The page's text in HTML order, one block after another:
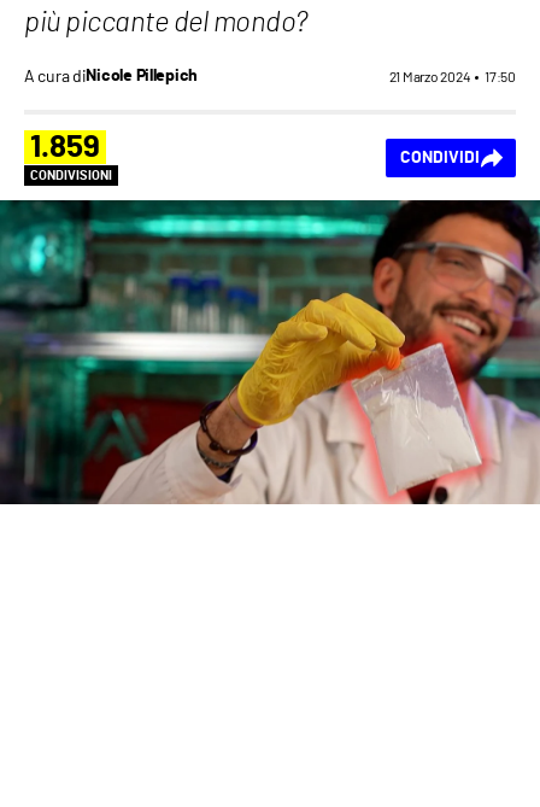
più piccante del mondo?
A cura diNicole Pillepich 21 Marzo 2024 17:50
1.859
CONDIVISIONI
CONDIVIDI